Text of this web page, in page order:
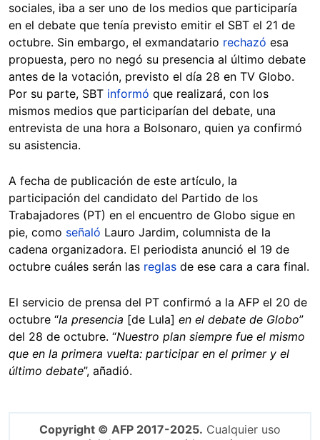
sociales, iba a ser uno de los medios que participaría
en el debate que tenía previsto emitir el SBT el 21 de
octubre. Sin embargo, el exmandatario rechazó esa
propuesta, pero no negó su presencia al último debate
antes de la votación, previsto el día 28 en TV Globo.
Por su parte, SBT informó que realizará, con los
mismos medios que participarían del debate, una
entrevista de una hora a Bolsonaro, quien ya confirmó
su asistencia.
A fecha de publicación de este artículo, la
participación del candidato del Partido de los
Trabajadores (PT) en el encuentro de Globo sigue en
pie, como señaló Lauro Jardim, columnista de la
cadena organizadora. El periodista anunció el 19 de
octubre cuáles serán las reglas de ese cara a cara final.
El servicio de prensa del PT confirmó a la AFP el 20 de
octubre “la presencia [de Lula] en el debate de Globo”
del 28 de octubre. “Nuestro plan siempre fue el mismo
que en la primera vuelta: participar en el primer y el
último debate”, añadió.
Copyright © AFP 2017-2025. Cualquier uso